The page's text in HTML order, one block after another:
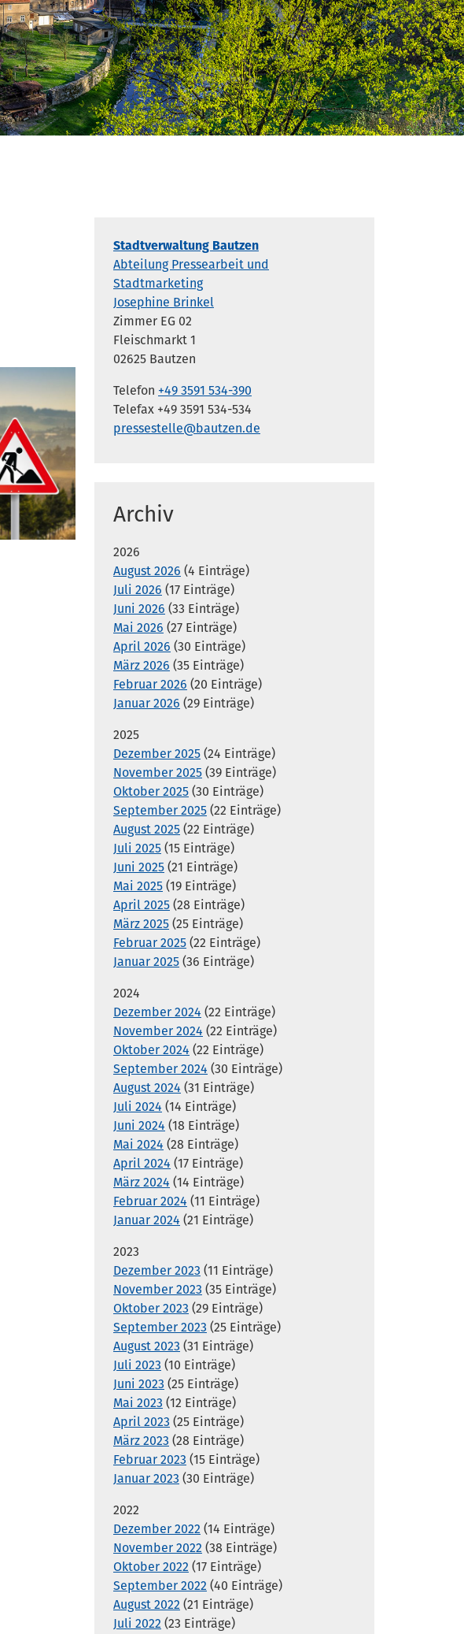
Stadtverwaltung Bautzen
Abteilung Pressearbeit und
Stadtmarketing
Josephine Brinkel
Zimmer EG 02
Fleischmarkt 1
02625 Bautzen
Telefon +49 3591 534-390
Telefax +49 3591 534-534
pressestelle@bautzen.de
Archiv
2026
August 2026 (4 Einträge)
Juli 2026 (17 Einträge)
Juni 2026 (33 Einträge)
Mai 2026 (27 Einträge)
April 2026 (30 Einträge)
März 2026 (35 Einträge)
Februar 2026 (20 Einträge)
Januar 2026 (29 Einträge)
2025
Dezember 2025 (24 Einträge)
November 2025 (39 Einträge)
Oktober 2025 (30 Einträge)
September 2025 (22 Einträge)
August 2025 (22 Einträge)
Juli 2025 (15 Einträge)
Juni 2025 (21 Einträge)
Mai 2025 (19 Einträge)
April 2025 (28 Einträge)
März 2025 (25 Einträge)
Februar 2025 (22 Einträge)
Januar 2025 (36 Einträge)
2024
Dezember 2024 (22 Einträge)
November 2024 (22 Einträge)
Oktober 2024 (22 Einträge)
September 2024 (30 Einträge)
August 2024 (31 Einträge)
Juli 2024 (14 Einträge)
Juni 2024 (18 Einträge)
Mai 2024 (28 Einträge)
April 2024 (17 Einträge)
März 2024 (14 Einträge)
Februar 2024 (11 Einträge)
Januar 2024 (21 Einträge)
2023
Dezember 2023 (11 Einträge)
November 2023 (35 Einträge)
Oktober 2023 (29 Einträge)
September 2023 (25 Einträge)
August 2023 (31 Einträge)
Juli 2023 (10 Einträge)
Juni 2023 (25 Einträge)
Mai 2023 (12 Einträge)
April 2023 (25 Einträge)
März 2023 (28 Einträge)
Februar 2023 (15 Einträge)
Januar 2023 (30 Einträge)
2022
Dezember 2022 (14 Einträge)
November 2022 (38 Einträge)
Oktober 2022 (17 Einträge)
September 2022 (40 Einträge)
August 2022 (21 Einträge)
Juli 2022 (23 Einträge)